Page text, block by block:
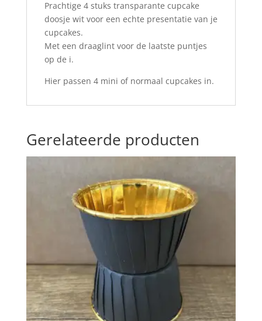
Prachtige 4 stuks transparante cupcake
doosje wit voor een echte presentatie van je
cupcakes.
Met een draaglint voor de laatste puntjes
op de i.
Hier passen 4 mini of normaal cupcakes in.
Gerelateerde producten